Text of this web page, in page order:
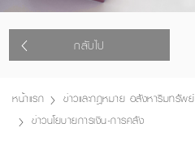
กลับไป
หน้าแรก ข่าวและกฎหมาย อสังหาริมทรัพย์
ข่าวนโยบายการเงิน-การคลัง